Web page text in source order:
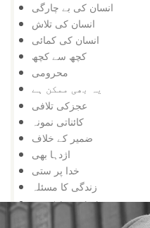
انسان کی بے چارگی
انسان کی تلاش
انسان کی کمائی
کچھ سے کچھ
محرومی
یہ بھی ممکن ہے
عجزکی تلافی
کائناتی نمونہ
ضمیر کے خلاف
اژدہا بھی
خدا پر ستی
زندگی کا مسئلہ
زلزلہ درکار ہے
خدا کی یافت